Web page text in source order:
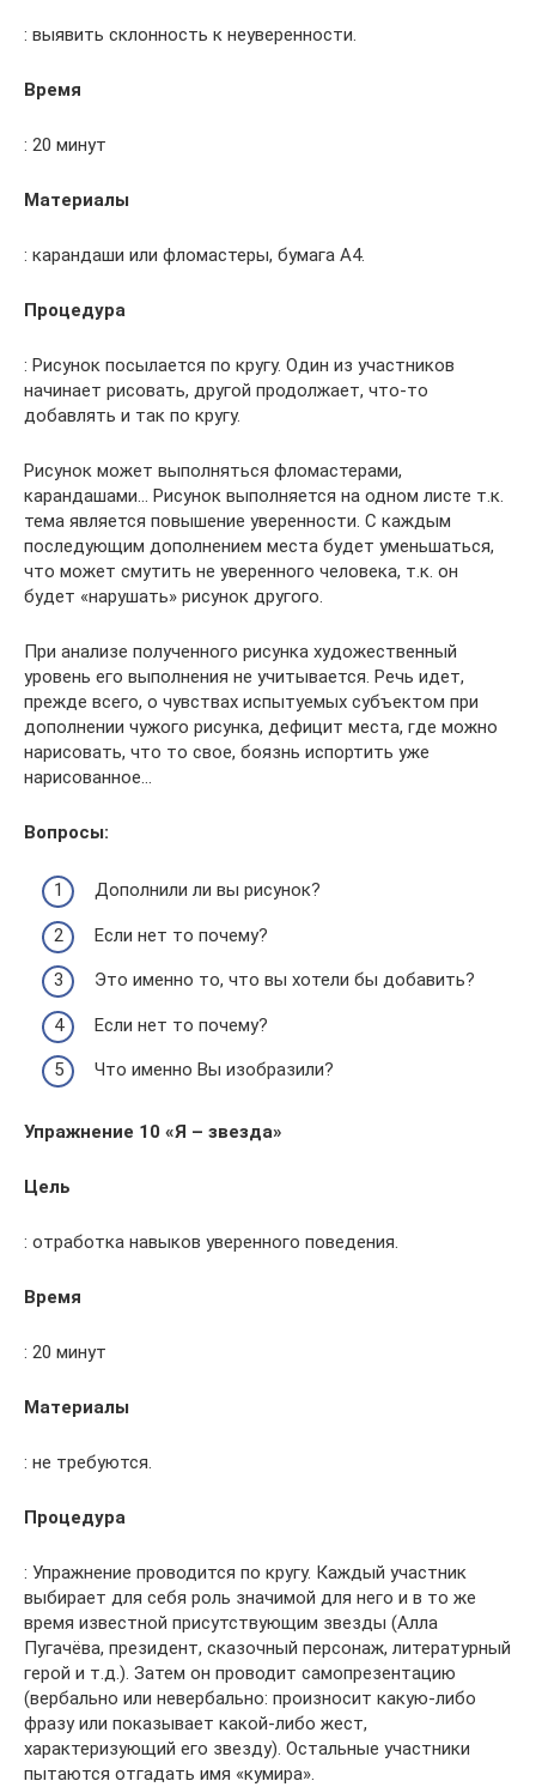
: выявить склонность к неуверенности.
Время
: 20 минут
Материалы
: карандаши или фломастеры, бумага А4.
Процедура
: Рисунок посылается по кругу. Один из участников
начинает рисовать, другой продолжает, что-то
добавлять и так по кругу.
Рисунок может выполняться фломастерами,
карандашами… Рисунок выполняется на одном листе т.к.
тема является повышение уверенности. С каждым
последующим дополнением места будет уменьшаться,
что может смутить не уверенного человека, т.к. он
будет «нарушать» рисунок другого.
При анализе полученного рисунка художественный
уровень его выполнения не учитывается. Речь идет,
прежде всего, о чувствах испытуемых субъектом при
дополнении чужого рисунка, дефицит места, где можно
нарисовать, что то свое, боязнь испортить уже
нарисованное…
Вопросы:
Дополнили ли вы рисунок?
Если нет то почему?
Это именно то, что вы хотели бы добавить?
Если нет то почему?
Что именно Вы изобразили?
Упражнение 10 «Я – звезда»
Цель
: отработка навыков уверенного поведения.
Время
: 20 минут
Материалы
: не требуются.
Процедура
: Упражнение проводится по кругу. Каждый участник
выбирает для себя роль значимой для него и в то же
время известной присутствующим звезды (Алла
Пугачёва, президент, сказочный персонаж, литературный
герой и т.д.). Затем он проводит самопрезентацию
(вербально или невербально: произносит какую-либо
фразу или показывает какой-либо жест,
характеризующий его звезду). Остальные участники
пытаются отгадать имя «кумира».